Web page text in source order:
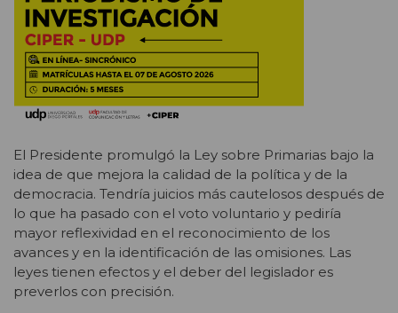
El Presidente promulgó la Ley sobre Primarias bajo la
idea de que mejora la calidad de la política y de la
democracia. Tendría juicios más cautelosos después de
lo que ha pasado con el voto voluntario y pediría
mayor reflexividad en el reconocimiento de los
avances y en la identificación de las omisiones. Las
leyes tienen efectos y el deber del legislador es
preverlos con precisión.